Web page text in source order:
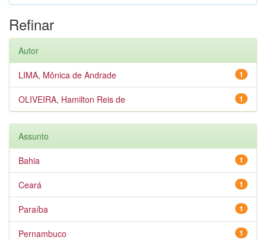
Refinar
Autor
1
LIMA, Mônica de Andrade
1
OLIVEIRA, Hamilton Reis de
Assunto
1
Bahia
1
Ceará
1
Paraíba
1
Pernambuco